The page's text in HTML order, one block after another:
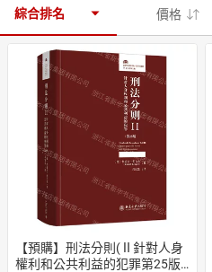
居家生活 3C家電
女裝 男裝
日本購物 電子/紙本書
綜合排名 價格
【預購】刑法分則(Ⅱ針對人身
權利和公共利益的犯罪第25版)